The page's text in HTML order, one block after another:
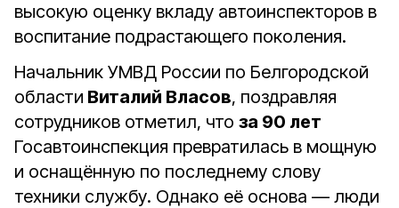
высокую оценку вкладу автоинспекторов в
воспитание подрастающего поколения.
Начальник УМВД России по Белгородской
области Виталий Власов, поздравляя
сотрудников отметил, что за 90 лет
Госавтоинспекция превратилась в мощную
и оснащённую по последнему слову
техники службу. Однако её основа — люди